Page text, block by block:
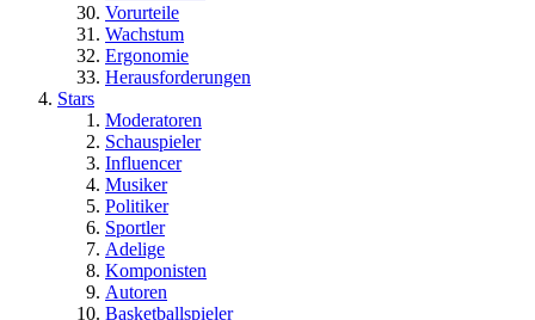
Vorurteile
Wachstum
Ergonomie
Herausforderungen
Stars
Moderatoren
Schauspieler
Influencer
Musiker
Politiker
Sportler
Adelige
Komponisten
Autoren
Basketballspieler